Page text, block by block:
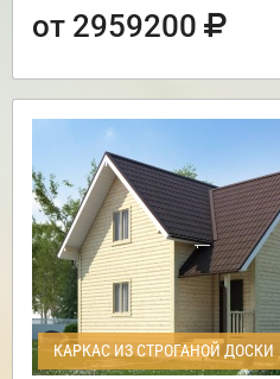
от 2959200
КАРКАС ИЗ СТРОГАНОЙ ДОСКИ